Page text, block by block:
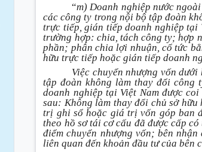
“m) Doanh nghiệp nước
các công ty trong nội bộ tập đoàn
trực tiếp, gián tiếp doanh nghiệp tại
trường hợp: chia, tách công ty; hợp
phần; phân chia lợi nhuận, cổ tức
hữu trực tiếp hoặc gián tiếp doanh
Việc chuyển nhượng vốn
tập đoàn không làm thay đổi công
doanh nghiệp tại Việt Nam được
sau: Không làm thay đổi chủ sở
trị ghi sổ hoặc giá trị vốn góp ban
theo hồ sơ tái cơ cấu đã được cấp
điểm chuyển nhượng vốn; bên
liên quan đến khoản đầu tư của bên